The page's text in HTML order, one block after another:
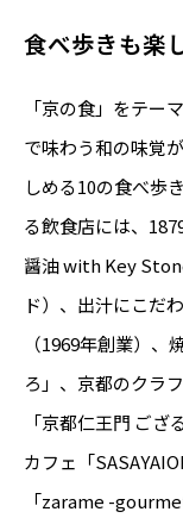
食べ歩きも楽
「京の食」をテー
で味わう和の味覚
しめる10の食べ歩
る飲食店には、
醤油 with Key
ド）、出汁にこだ
（1969年創業）
ろ」、京都のクラ
「京都仁王門 ご
カフェ「
「zarame -